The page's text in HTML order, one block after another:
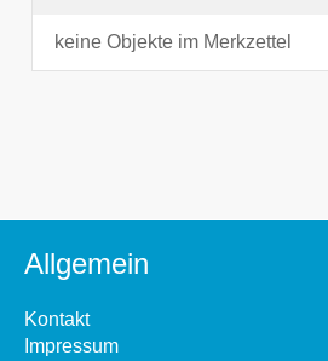
keine Objekte im Merkzettel
Allgemein
Kontakt
Impressum